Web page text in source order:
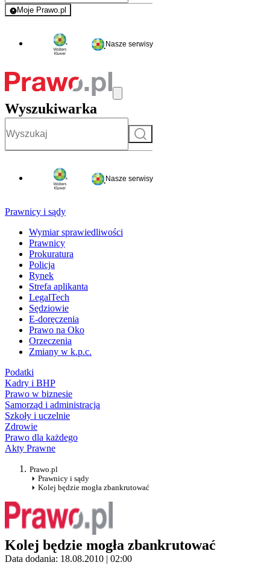
Moje Prawo.pl
- rejestracja i logowanie do serwisu
Nasze serwisy
Wyszukiwarka
Szukaj
Nasze serwisy
Prawnicy i sądy
Wymiar sprawiedliwości
Prawnicy
Prokuratura
Policja
Rynek
Strefa aplikanta
LegalTech
Sędziowie
E-doręczenia
Prawo na Oko
Orzeczenia
Zmiany w k.p.c.
Podatki
Kadry i BHP
Prawo w biznesie
Samorząd i administracja
Szkoły i uczelnie
Zdrowie
Prawo dla każdego
Akty Prawne
Prawo.pl
Prawnicy i sądy
Kolej będzie mogła zbankrutować
Kolej będzie mogła zbankrutować
Data dodania: 18.08.2010 | 02:00